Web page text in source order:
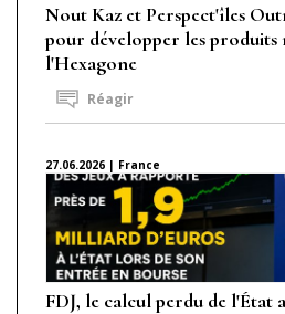
Nout Kaz et Perspect'îles
pour développer les produits
l'Hexagone
Réagir
27.06.2026 | France
FDJ, le calcul perdu de l'État